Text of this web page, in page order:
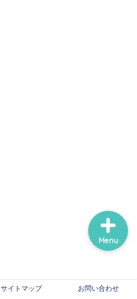
サイトマップ お問い合わせ
Menu